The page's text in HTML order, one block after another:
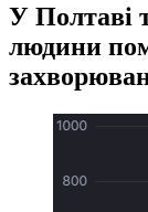
У Полтаві
людини